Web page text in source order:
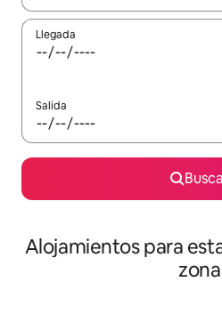
Llegada
Salida
Alojamientos para
zona